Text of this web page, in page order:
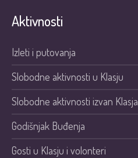
Aktivnosti
Izleti i putovanja
Slobodne aktivnosti u Klasju
Slobodne aktivnosti izvan Klasja
Godišnjak Buđenja
Gosti u Klasju i volonteri